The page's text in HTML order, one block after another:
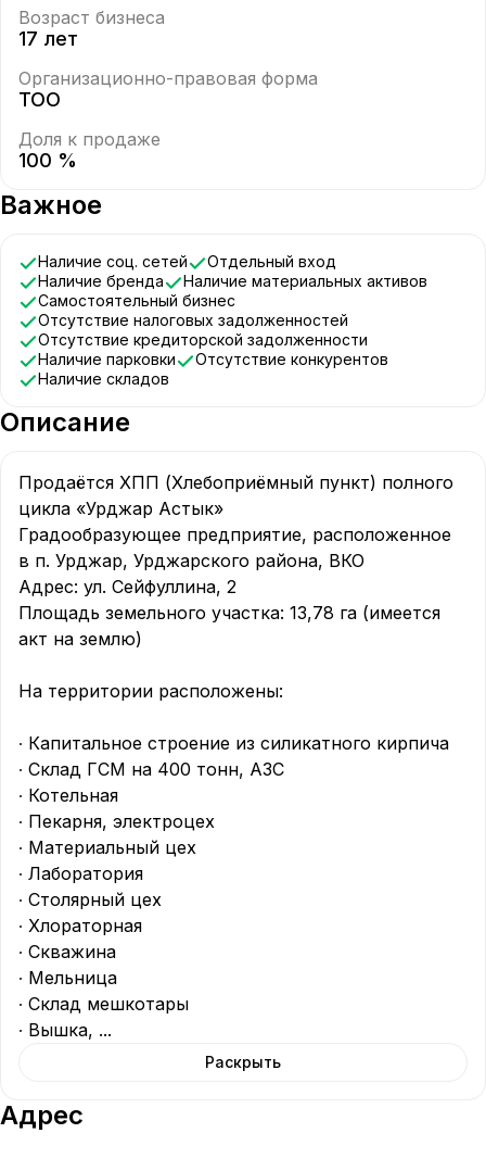
Возраст бизнеса
17 лет
Организационно-правовая форма
ТОО
Доля к продаже
100 %
Важное
Наличие соц. сетей
Отдельный вход
Наличие бренда
Наличие материальных активов
Самостоятельный бизнес
Отсутствие налоговых задолженностей
Отсутствие кредиторской задолженности
Наличие парковки
Отсутствие конкурентов
Наличие складов
Описание
Продаётся ХПП (Хлебоприёмный пункт) полного
цикла «Урджар Астык»
Градообразующее предприятие, расположенное
в п. Урджар, Урджарского района, ВКО
Адрес: ул. Сейфуллина, 2
Площадь земельного участка: 13,78 га (имеется
акт на землю)
На территории расположены:
∙ Капитальное строение из силикатного кирпича
∙ Склад ГСМ на 400 тонн, АЗС
∙ Котельная
∙ Пекарня, электроцех
∙ Материальный цех
∙ Лаборатория
∙ Столярный цех
∙ Хлораторная
∙ Скважина
∙ Мельница
∙ Склад мешкотары
∙ Вышка, ...
Раскрыть
Адрес